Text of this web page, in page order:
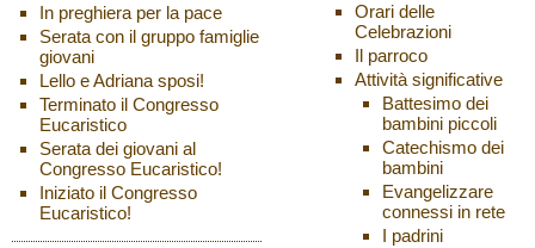
In preghiera per la pace
Serata con il gruppo famiglie
giovani
Lello e Adriana sposi!
Terminato il Congresso
Eucaristico
Serata dei giovani al
Congresso Eucaristico!
Iniziato il Congresso
Eucaristico!
Orari delle
Celebrazioni
Il parroco
Attività significative
Battesimo dei
bambini piccoli
Catechismo dei
bambini
Evangelizzare
connessi in rete
I padrini